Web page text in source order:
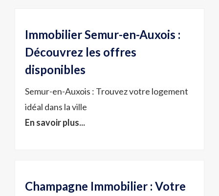
Immobilier Semur-en-Auxois :
Découvrez les offres
disponibles
Semur-en-Auxois : Trouvez votre logement
idéal dans la ville
En savoir plus...
Champagne Immobilier : Votre